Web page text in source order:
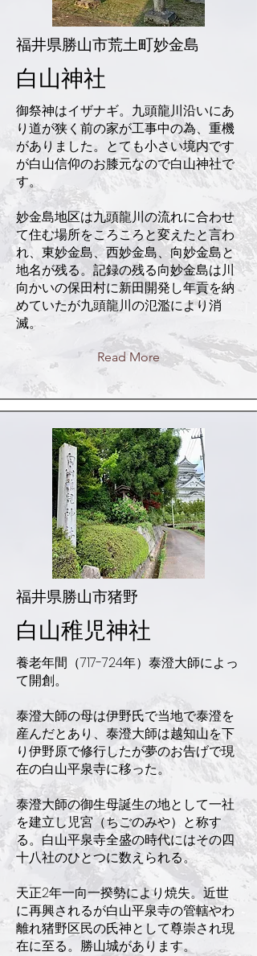
福井県勝山市荒土町妙金島
白山神社
御祭神はイザナギ。九頭龍川沿いにあ
り道が狭く前の家が工事中の為、重機
がありました。とても小さい境内です
が白山信仰のお膝元なので白山神社で
す。
妙金島地区は九頭龍川の流れに合わせ
て住む場所をころころと変えたと言わ
れ、東妙金島、西妙金島、向妙金島と
地名が残る。記録の残る向妙金島は川
向かいの保田村に新田開発し年貢を納
めていたが九頭龍川の氾濫により消
滅。
Read More
福井県勝山市猪野
白山稚児神社
養老年間（717-724年）泰澄大師によっ
て開創。
泰澄大師の母は伊野氏で当地で泰澄を
産んだとあり、泰澄大師は越知山を下
り伊野原で修行したが夢のお告げで現
在の白山平泉寺に移った。
泰澄大師の御生母誕生の地として一社
を建立し児宮（ちごのみや）と称す
る。白山平泉寺全盛の時代にはその四
十八社のひとつに数えられる。
天正2年一向一揆勢により焼失。近世
に再興されるが白山平泉寺の管轄やわ
離れ猪野区民の氏神として尊崇され現
在に至る。勝山城があります。